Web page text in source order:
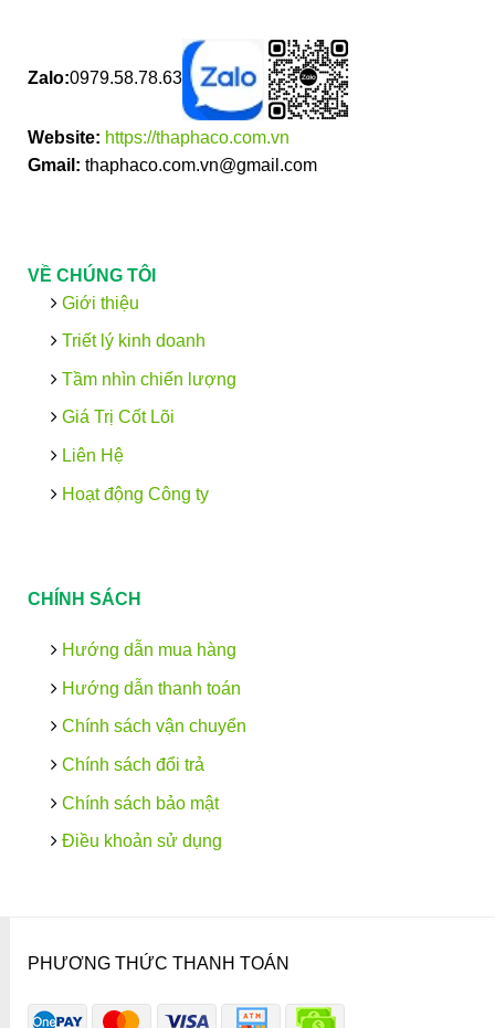
Zalo:0979.58.78.63
Website: https://thaphaco.com.vn
Gmail: thaphaco.com.vn@gmail.com
VỀ CHÚNG TÔI
Giới thiệu
Triết lý kinh doanh
Tầm nhìn chiến lượng
Giá Trị Cốt Lõi
Liên Hệ
Hoạt động Công ty
CHÍNH SÁCH
Hướng dẫn mua hàng
Hướng dẫn thanh toán
Chính sách vận chuyển
Chính sách đổi trả
Chính sách bảo mật
Điều khoản sử dụng
PHƯƠNG THỨC THANH TOÁN